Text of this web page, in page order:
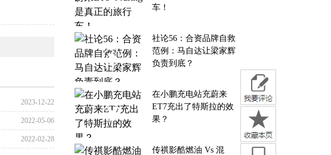
2023-12-22
2022-05-06
2022-02-28
车！
社论56：合资品牌自救
范例：马自达让梁家辉
负责到底？
在小鹏充电站充蔚来
ET7充出了特斯拉的效
果？
传祺影酷燃油 Vs 混